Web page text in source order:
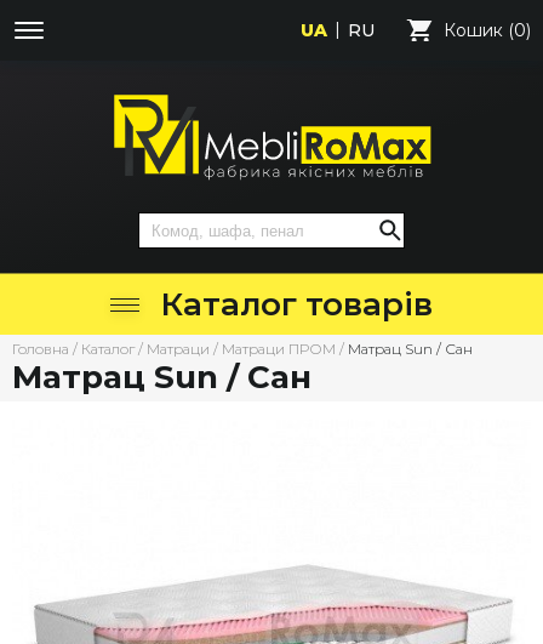
UA RU Кошик (0)
Каталог товарів
Головна / Каталог / Матраци / Матраци ПРОМ / Матрац Sun / Сан
Матрац Sun / Сан